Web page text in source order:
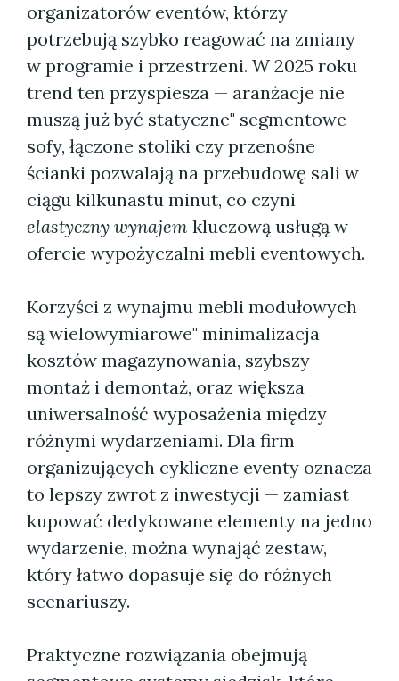
organizatorów eventów, którzy
potrzebują szybko reagować na zmiany
w programie i przestrzeni. W 2025 roku
trend ten przyspiesza — aranżacje nie
muszą już być statyczne" segmentowe
sofy, łączone stoliki czy przenośne
ścianki pozwalają na przebudowę sali w
ciągu kilkunastu minut, co czyni
elastyczny wynajem kluczową usługą w
ofercie wypożyczalni mebli eventowych.
Korzyści z wynajmu mebli modułowych
są wielowymiarowe" minimalizacja
kosztów magazynowania, szybszy
montaż i demontaż, oraz większa
uniwersalność wyposażenia między
różnymi wydarzeniami. Dla firm
organizujących cykliczne eventy oznacza
to lepszy zwrot z inwestycji — zamiast
kupować dedykowane elementy na jedno
wydarzenie, można wynająć zestaw,
który łatwo dopasuje się do różnych
scenariuszy.
Praktyczne rozwiązania obejmują